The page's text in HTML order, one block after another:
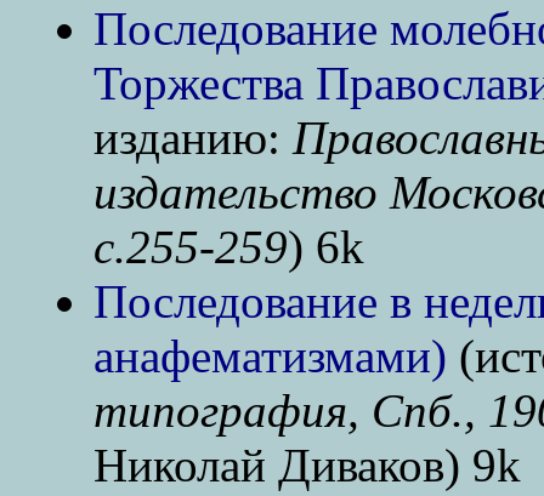
Последование
Торжества
изданию:
издательство
с.255-259) 6k
Последование в
анафематизмами)
типография, Спб.,
Николай Диваков) 9k